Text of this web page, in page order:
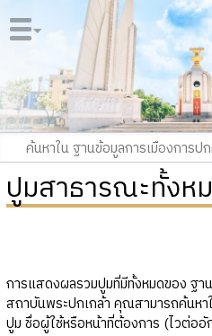
ปูมสาธารณะทั้งห
การแสดงผลรวมปูมที่มีทั้งหมดของ ฐา
สถาบันพระปกเกล้า คุณสามารถค้นหา
ปูม ชื่อผู้ใช้หรือหน้าที่ต้องการ (ไวต่ออั